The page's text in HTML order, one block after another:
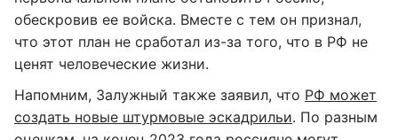
обескровив ее войска. Вместе с тем он признал,
что этот план не сработал из-за того, что в РФ не
ценят человеческие жизни.
Напомним, Залужный также заявил, что РФ может
создать новые штурмовые эскадрильи. По разным